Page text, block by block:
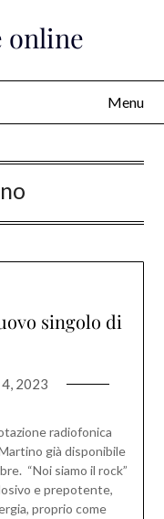
online
Menu
singolo di
2023
radiofonica
già disponibile
“Noi siamo il rock”
e prepotente,
proprio come